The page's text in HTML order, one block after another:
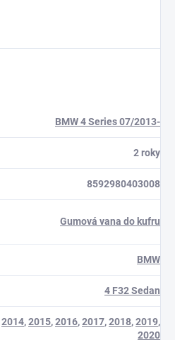
BMW 4 Series 07/2013-
2 roky
8592980403008
Gumová vana do kufru
BMW
4 F32 Sedan
2014,2015,2016,2017,2018,2019,
2020